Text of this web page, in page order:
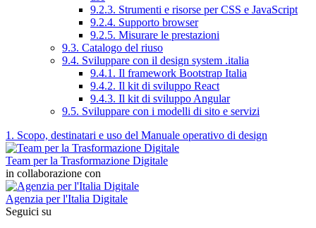
9.2.3. Strumenti e risorse per CSS e JavaScript
9.2.4. Supporto browser
9.2.5. Misurare le prestazioni
9.3. Catalogo del riuso
9.4. Sviluppare con il design system .italia
9.4.1. Il framework Bootstrap Italia
9.4.2. Il kit di sviluppo React
9.4.3. Il kit di sviluppo Angular
9.5. Sviluppare con i modelli di sito e servizi
1. Scopo, destinatari e uso del Manuale operativo di design
Team per la Trasformazione Digitale
in collaborazione con
Agenzia per l'Italia Digitale
Seguici su